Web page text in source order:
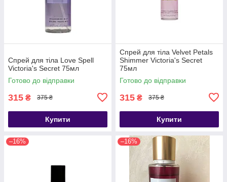
Спрей для тіла Love Spell
Victoria's Secret 75мл
Готово до відправки
315 ₴ 375 ₴
Купити
Спрей для тіла Velvet Petals
Shimmer Victoria's Secret
75мл
Готово до відправки
315 ₴ 375 ₴
Купити
–16% –16%